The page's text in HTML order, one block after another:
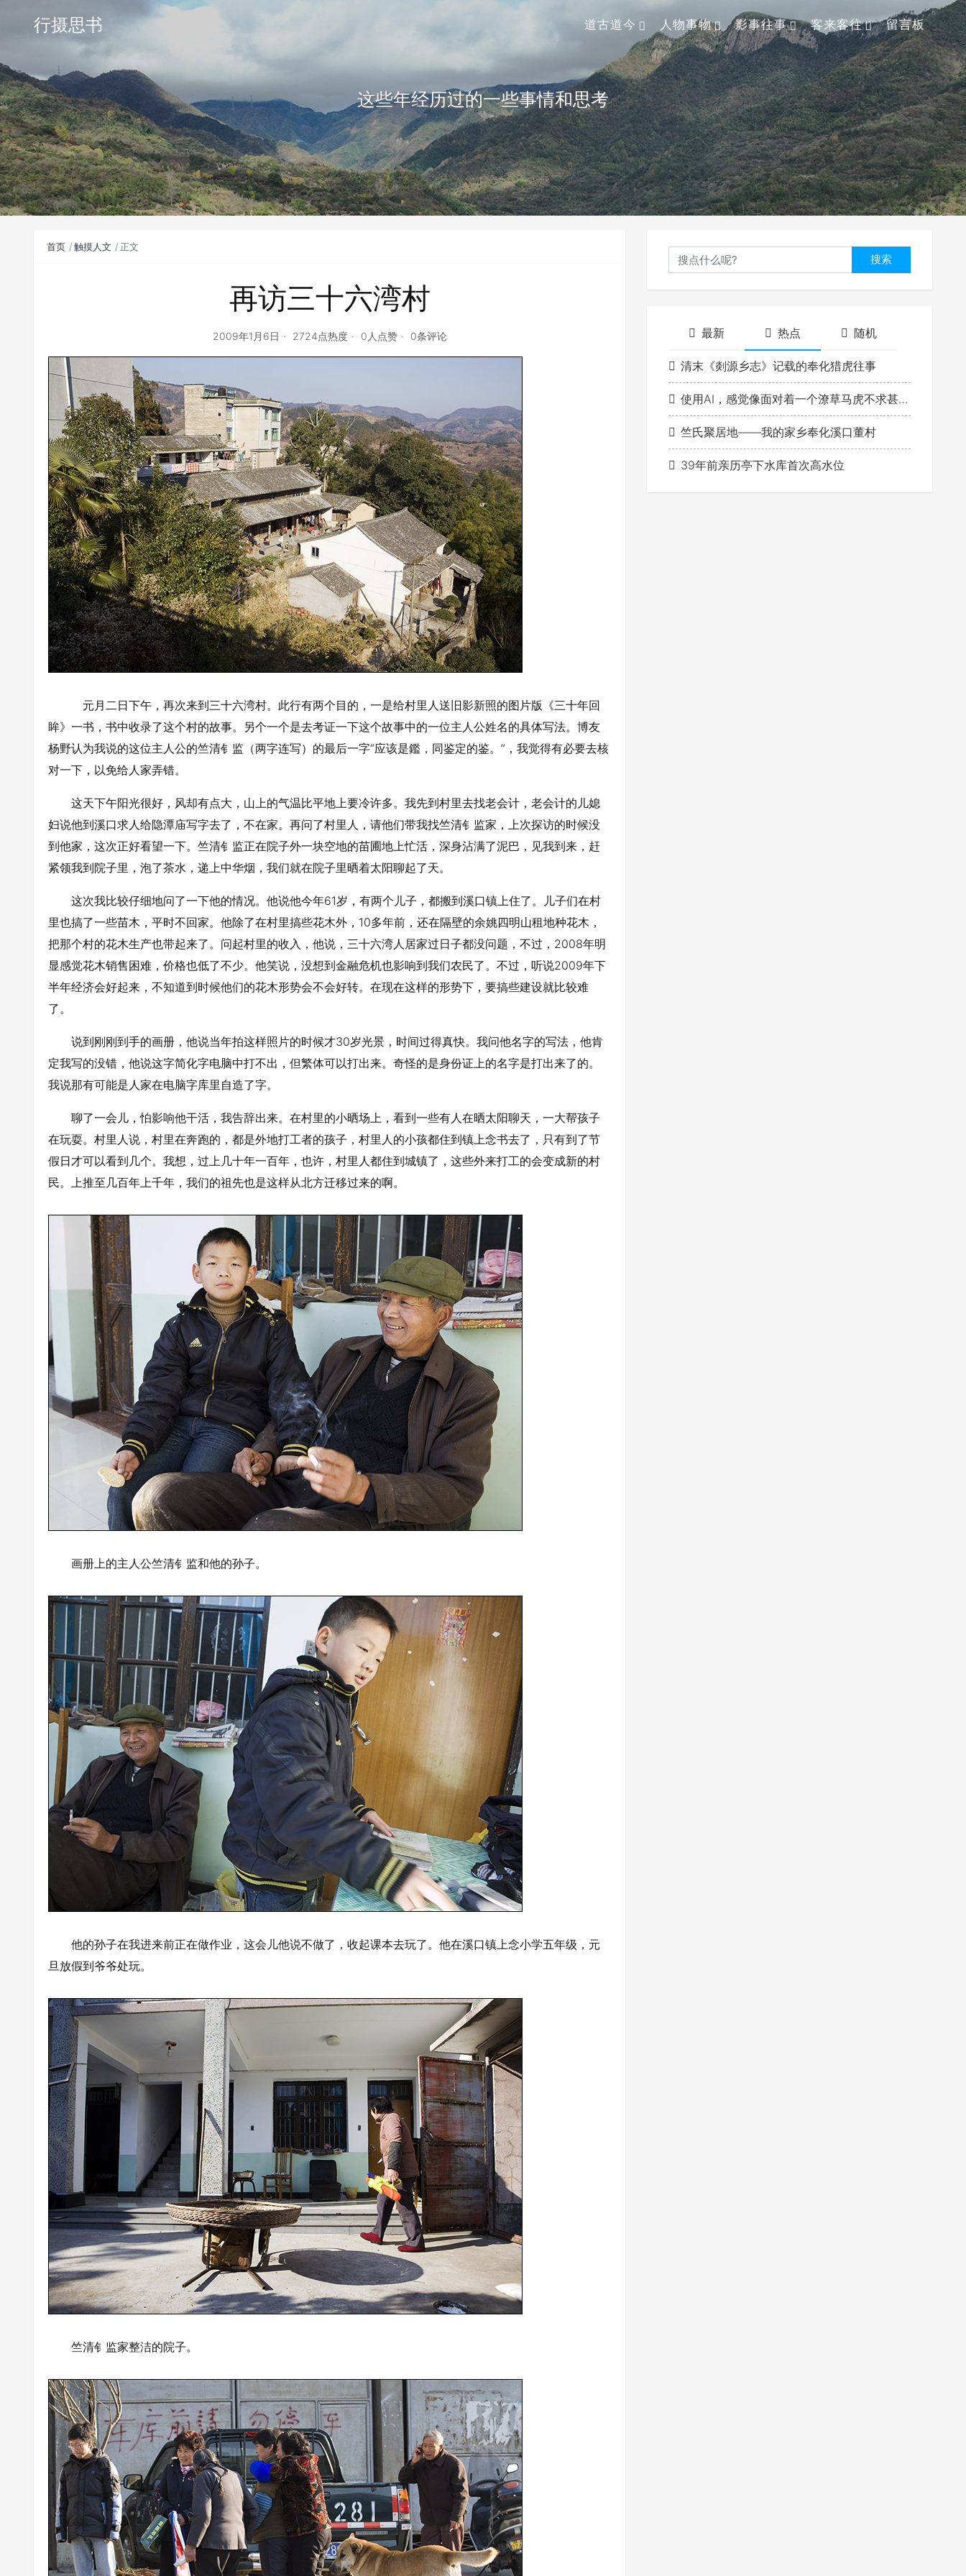
行摄思书 道古道今 人物事物 影事往事 客来客往 留言板
这些年经历过的一些事情和思考
首页 触摸人文 正文
再访三十六湾村
2009年1月6日 2724点热度 0人点赞 0条评论
元月二日下午，再次来到三十六湾村。此行有两个目的，一是给村里人送旧影新照的图片版《三十年回
眸》一书，书中收录了这个村的故事。另个一个是去考证一下这个故事中的一位主人公姓名的具体写法。博友
杨野认为我说的这位主人公的竺清钅监（两字连写）的最后一字“应该是鑑，同鉴定的鉴。”，我觉得有必要去核
对一下，以免给人家弄错。
这天下午阳光很好，风却有点大，山上的气温比平地上要冷许多。我先到村里去找老会计，老会计的儿媳
妇说他到溪口求人给隐潭庙写字去了，不在家。再问了村里人，请他们带我找竺清钅监家，上次探访的时候没
到他家，这次正好看望一下。竺清钅监正在院子外一块空地的苗圃地上忙活，深身沾满了泥巴，见我到来，赶
紧领我到院子里，泡了茶水，递上中华烟，我们就在院子里晒着太阳聊起了天。
这次我比较仔细地问了一下他的情况。他说他今年61岁，有两个儿子，都搬到溪口镇上住了。儿子们在村
里也搞了一些苗木，平时不回家。他除了在村里搞些花木外，10多年前，还在隔壁的余姚四明山租地种花木，
把那个村的花木生产也带起来了。问起村里的收入，他说，三十六湾人居家过日子都没问题，不过，2008年明
显感觉花木销售困难，价格也低了不少。他笑说，没想到金融危机也影响到我们农民了。不过，听说2009年下
半年经济会好起来，不知道到时候他们的花木形势会不会好转。在现在这样的形势下，要搞些建设就比较难
了。
说到刚刚到手的画册，他说当年拍这样照片的时候才30岁光景，时间过得真快。我问他名字的写法，他肯
定我写的没错，他说这字简化字电脑中打不出，但繁体可以打出来。奇怪的是身份证上的名字是打出来了的。
我说那有可能是人家在电脑字库里自造了字。
聊了一会儿，怕影响他干活，我告辞出来。在村里的小晒场上，看到一些有人在晒太阳聊天，一大帮孩子
在玩耍。村里人说，村里在奔跑的，都是外地打工者的孩子，村里人的小孩都住到镇上念书去了，只有到了节
假日才可以看到几个。我想，过上几十年一百年，也许，村里人都住到城镇了，这些外来打工的会变成新的村
民。上推至几百年上千年，我们的祖先也是这样从北方迁移过来的啊。
画册上的主人公竺清钅监和他的孙子。
他的孙子在我进来前正在做作业，这会儿他说不做了，收起课本去玩了。他在溪口镇上念小学五年级，元
旦放假到爷爷处玩。
竺清钅监家整洁的院子。
搜索
最新 热点 随机
清末《剡源乡志》记载的奉化猎虎往事
使用AI，感觉像面对着一个潦草马虎不求甚解的学生
竺氏聚居地——我的家乡奉化溪口董村
39年前亲历亭下水库首次高水位